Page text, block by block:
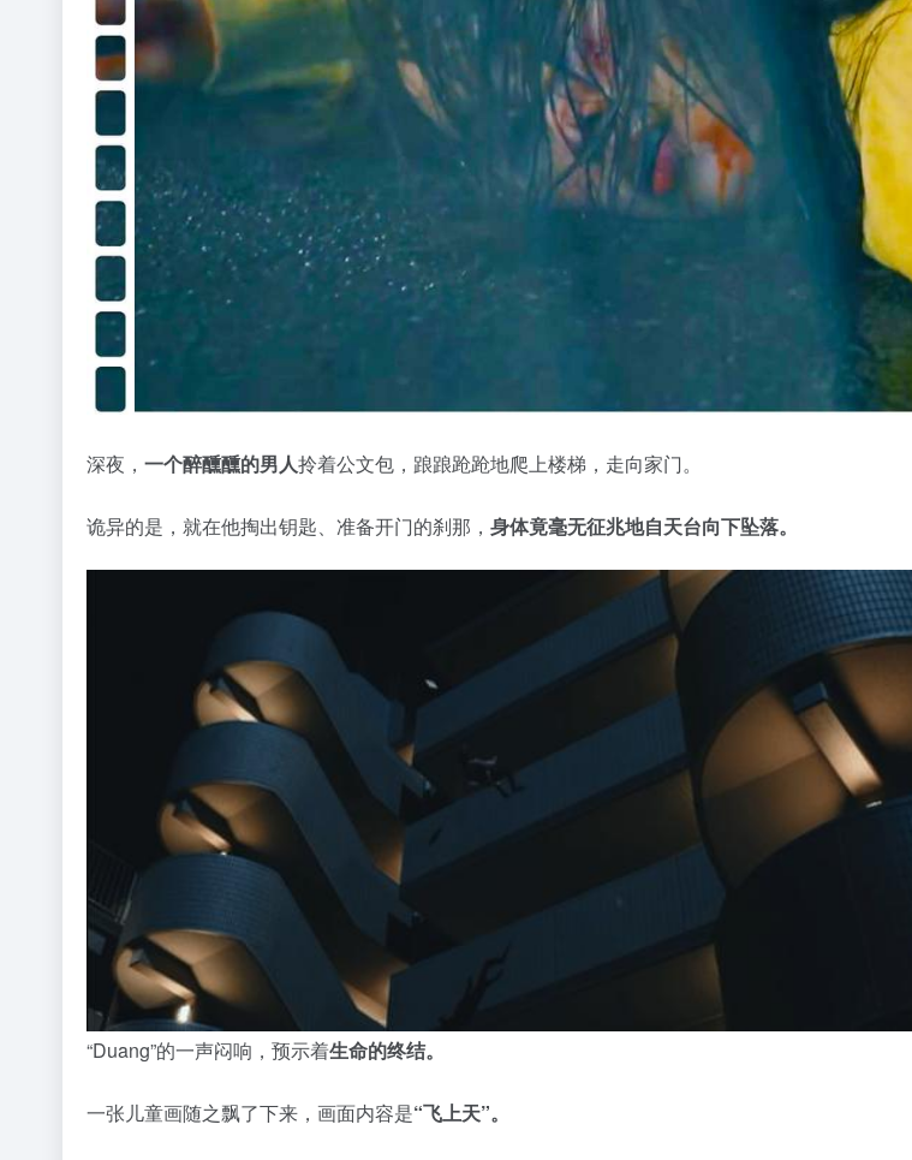
深夜， 一个醉醺醺的男人拎着公文包，踉踉跄跄地爬上楼梯，走向家门。
诡异的是，就在他掏出钥匙、准备开门的刹那， 身体竟毫无征兆地自天台向下坠落。
“Duang”的一声闷响，预示着生命的终结。
一张儿童画随之飘了下来，画面内容是“飞上天”。